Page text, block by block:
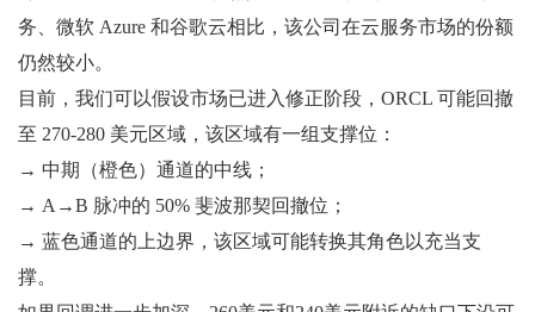
务、微软 Azure 和谷歌云相比，该公司在云服务市场的份额
仍然较小。
目前，我们可以假设市场已进入修正阶段，ORCL 可能回撤
至 270-280 美元区域，该区域有一组支撑位：
→ 中期（橙色）通道的中线；
→ A→B 脉冲的 50% 斐波那契回撤位；
→ 蓝色通道的上边界，该区域可能转换其角色以充当支
撑。